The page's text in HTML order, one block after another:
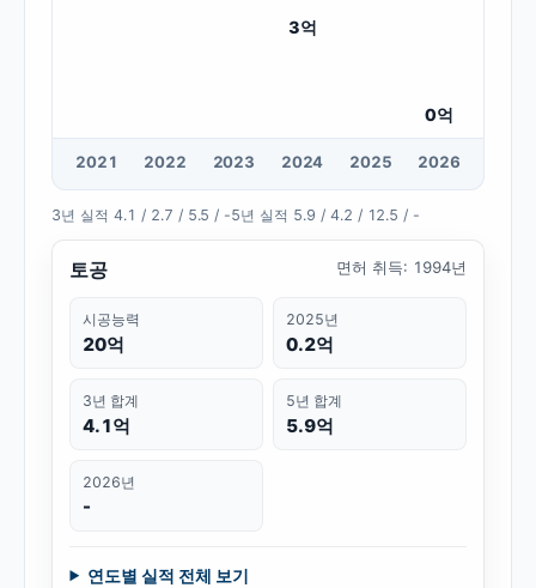
3억
0억
2021 2022 2023 2024 2025 2026
3년 실적4.1 / 2.7 / 5.5 / -5년 실적 5.9 / 4.2 / 12.5 / -
토공 면허 취득: 1994년
시공능력
20억
2025년
0.2억
3년 합계
4.1억
5년 합계
5.9억
2026년
-
연도별 실적 전체 보기